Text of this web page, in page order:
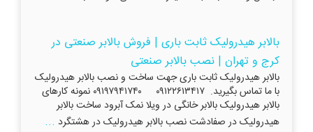
بالابر هیدرولیک ثابت باری | فروش بالابر صنعتی در
کرج و تهران | نصب بالابر صنعتی
بالابر هیدرولیک ثابت باری جهت ساخت و نصب بالابر هیدرولیک
با ما تماس بگیرید. ۰۹۱۲۲۶۱۳۴۱۷ ۰۹۱۹۷۹۴۱۷۴۰ نمونه کارهای
بالابر هیدرولیک بالابر خانگی در ویلا نمک آبرود ساخت بالابر
هیدرولیک در صفادشت نصب بالابر هیدرولیک در هشتگرد ...